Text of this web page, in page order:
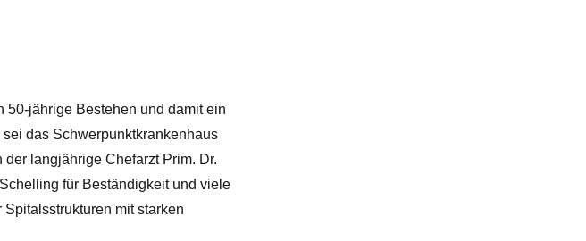
50-jährige Bestehen und damit ein
das Schwerpunktkrankenhaus
langjährige Chefarzt Prim. Dr.
für Beständigkeit und viele
mit starken